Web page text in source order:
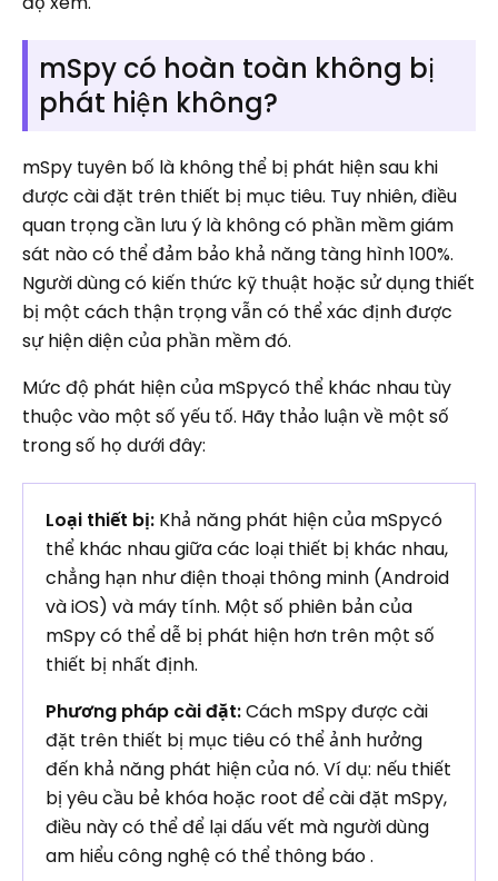
mSpy có hoàn toàn không bị
phát hiện không?
mSpy tuyên bố là không thể bị phát hiện sau khi
được cài đặt trên thiết bị mục tiêu. Tuy nhiên, điều
quan trọng cần lưu ý là không có phần mềm giám
sát nào có thể đảm bảo khả năng tàng hình 100%.
Người dùng có kiến ​​thức kỹ thuật hoặc sử dụng thiết
bị một cách thận trọng vẫn có thể xác định được
sự hiện diện của phần mềm đó.
Mức độ phát hiện của mSpycó thể khác nhau tùy
thuộc vào một số yếu tố. Hãy thảo luận về một số
trong số họ dưới đây:
Loại thiết bị: Khả năng phát hiện của mSpycó
thể khác nhau giữa các loại thiết bị khác nhau,
chẳng hạn như điện thoại thông minh (Android
và iOS) và máy tính. Một số phiên bản của
mSpy có thể dễ bị phát hiện hơn trên một số
thiết bị nhất định.
Phương pháp cài đặt:Cách mSpy được cài
đặt trên thiết bị mục tiêu có thể ảnh hưởng
đến khả năng phát hiện của nó. Ví dụ: nếu thiết
bị yêu cầu bẻ khóa hoặc root để cài đặt mSpy,
điều này có thể để lại dấu vết mà người dùng
am hiểu công nghệ có thể thông báo .